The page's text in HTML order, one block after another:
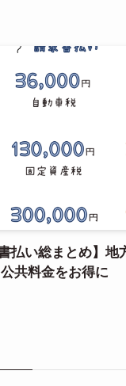
払い総まとめ】地
共料金をお得に